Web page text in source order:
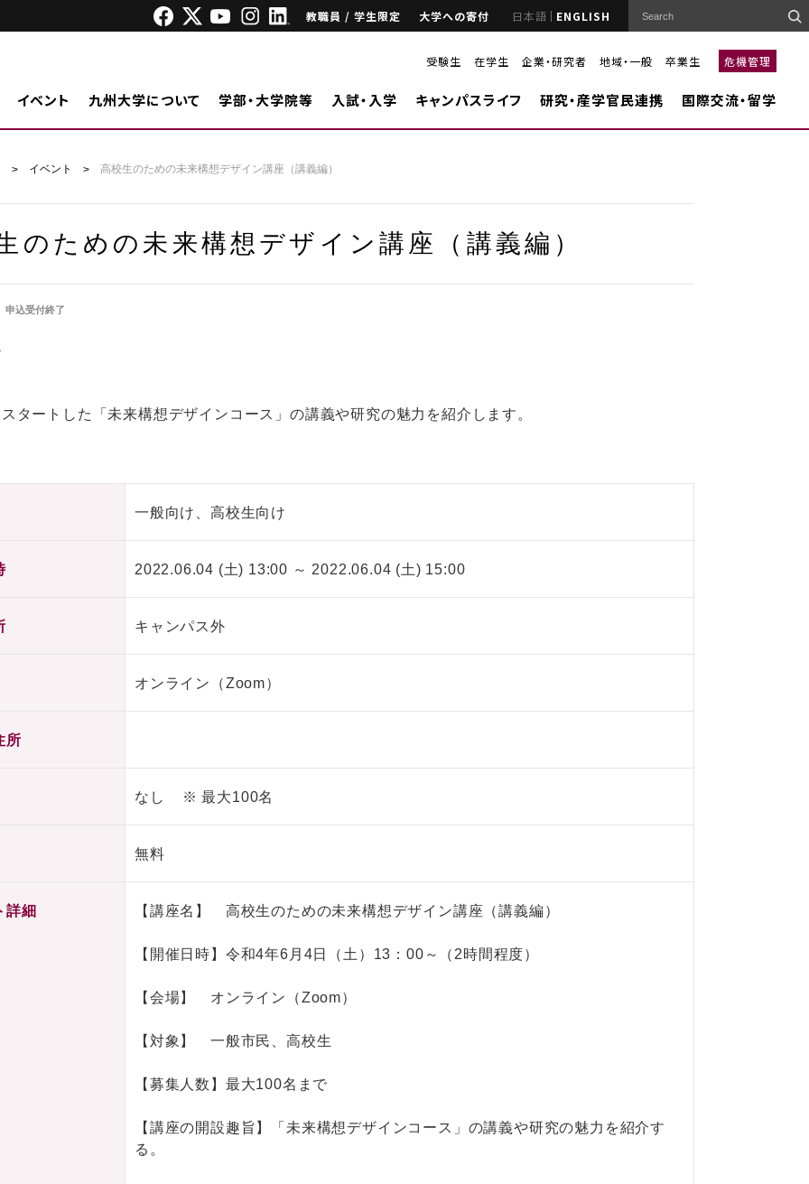
教職員 / 学生限定 大学への寄付 日本語 ENGLISH
受験生 在学生 企業・研究者 地域・一般 卒業生 危機管理
イベント 九州大学について 学部・大学院等 入試・入学 キャンパスライフ 研究・産学官民連携 国際交流・留学
イベント 高校生のための未来構想デザイン講座（講義編）
のための未来構想デザイン講座（講義編）
申込受付終了
タートした「未来構想デザインコース」の講義や研究の魅力を紹介します。
一般向け、高校生向け
2022.06.04 (土) 13:00 ～ 2022.06.04 (土) 15:00
キャンパス外
オンライン（Zoom）
所
なし ※ 最大100名
無料
詳細 【講座名】 高校生のための未来構想デザイン講座（講義編）
【開催日時】令和4年6月4日（土）13：00～（2時間程度）
【会場】 オンライン（Zoom）
【対象】 一般市民、高校生
【募集人数】最大100名まで
【講座の開設趣旨】「未来構想デザインコース」の講義や研究の魅力を紹介す
る。